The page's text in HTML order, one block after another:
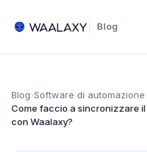
Blog
Blog›Software di automazione
Come faccio a sincronizzare
con Waalaxy?